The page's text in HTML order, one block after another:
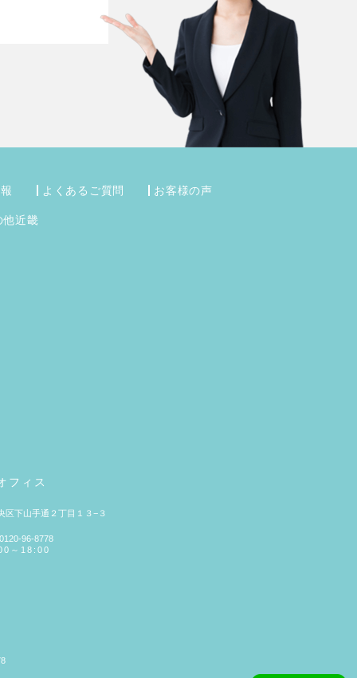
よくあるご質問 お客様の声
他近畿
フィス
区下山手通２丁目１３−３
96-8778
～18:00